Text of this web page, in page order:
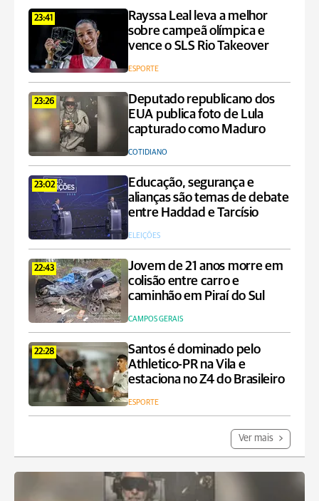
23:41
Rayssa Leal leva a melhor
sobre campeã olímpica e
vence o SLS Rio Takeover
ESPORTE
23:26
Deputado republicano dos
EUA publica foto de Lula
capturado como Maduro
COTIDIANO
23:02
Educação, segurança e
alianças são temas de debate
entre Haddad e Tarcísio
ELEIÇÕES
22:43
Jovem de 21 anos morre em
colisão entre carro e
caminhão em Piraí do Sul
CAMPOS GERAIS
22:28
Santos é dominado pelo
Athletico-PR na Vila e
estaciona no Z4 do Brasileiro
ESPORTE
Ver mais